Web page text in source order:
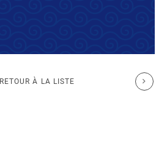
RETOUR À LA LISTE